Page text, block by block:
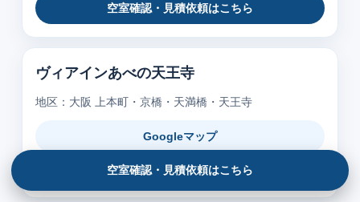
空室確認・見積依頼はこちら
ヴィアインあべの天王寺
地区：大阪 上本町・京橋・天満橋・天王寺
Googleマップ
空室確認・見積依頼はこちら
空室確認・見積依頼はこちら